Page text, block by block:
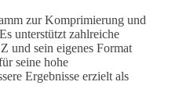
zur Komprimierung und
unterstützt zahlreiche
und sein eigenes Format
seine hohe
Ergebnisse erzielt als